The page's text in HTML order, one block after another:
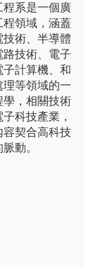
程系是一個廣
程領域，涵蓋
技術、半導體
路技術、電子
子計算機、和
理等領域的一
學，相關技術
科技產業，
容契合高科技
動。